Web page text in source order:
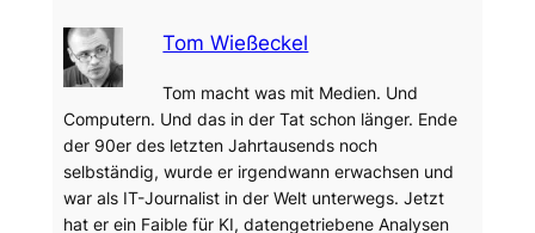
Tom Wießeckel
Tom macht was mit Medien. Und
Computern. Und das in der Tat schon länger. Ende
der 90er des letzten Jahrtausends noch
selbständig, wurde er irgendwann erwachsen und
war als IT-Journalist in der Welt unterwegs. Jetzt
hat er ein Faible für KI, datengetriebene Analysen